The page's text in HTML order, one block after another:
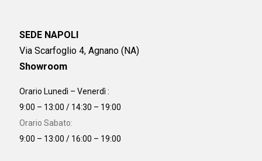
SEDE NAPOLI
Via Scarfoglio 4, Agnano (NA)
Showroom
Orario Lunedì – Venerdì :
9:00 – 13:00 / 14:30 – 19:00
Orario Sabato:
9:00 – 13:00 / 16:00 – 19:00